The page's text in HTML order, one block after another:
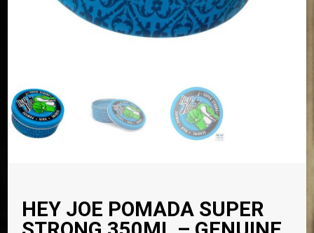
HEY JOE POMADA SUPER